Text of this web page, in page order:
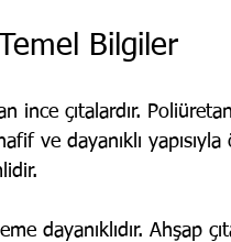
Bilgiler
ince çıtalardır.
ve dayanıklı yapısıyla
dayanıklıdır. Ahşap